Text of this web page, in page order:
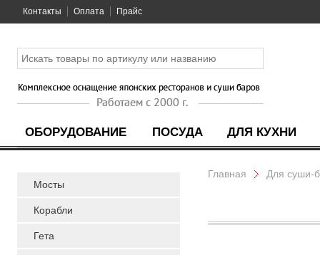
Контакты Оплата Прайс
ОБОРУДОВАНИЕ ПОСУДА ДЛЯ КУХНИ
Мосты
Корабли
Гета
Главная Для суши-